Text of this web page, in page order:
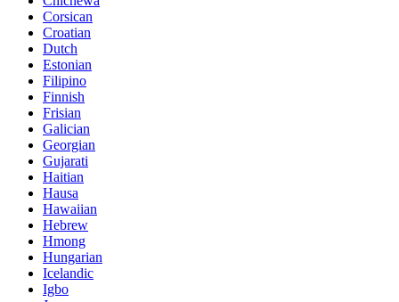
Corsican
Croatian
Dutch
Estonian
Filipino
Finnish
Frisian
Galician
Georgian
Gujarati
Haitian
Hausa
Hawaiian
Hebrew
Hmong
Hungarian
Icelandic
Igbo